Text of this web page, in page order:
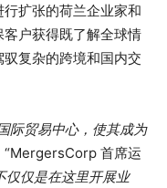
扩张的荷兰企业家和
户获得既了解全球情
复杂的跨境和国内交
际贸易中心，使其成为
“MergersCorp 首席运
仅仅是在这里开展业